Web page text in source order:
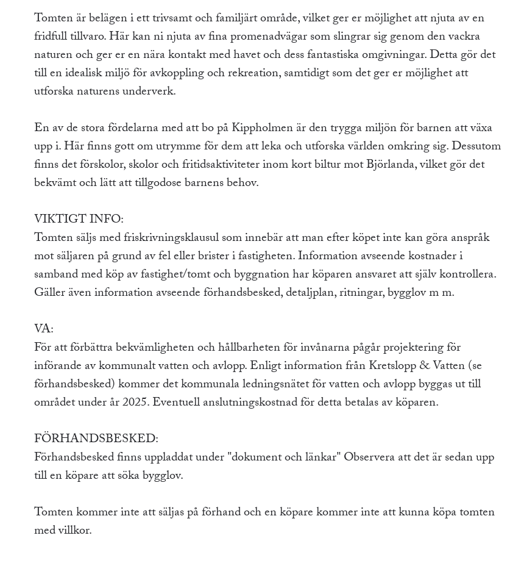
Tomten är belägen i ett trivsamt och familjärt område, vilket ger er möjlighet att njuta av en
fridfull tillvaro. Här kan ni njuta av fina promenadvägar som slingrar sig genom den vackra
naturen och ger er en nära kontakt med havet och dess fantastiska omgivningar. Detta gör det
till en idealisk miljö för avkoppling och rekreation, samtidigt som det ger er möjlighet att
utforska naturens underverk.
En av de stora fördelarna med att bo på Kippholmen är den trygga miljön för barnen att växa
upp i. Här finns gott om utrymme för dem att leka och utforska världen omkring sig. Dessutom
finns det förskolor, skolor och fritidsaktiviteter inom kort biltur mot Björlanda, vilket gör det
bekvämt och lätt att tillgodose barnens behov.
VIKTIGT INFO:
Tomten säljs med friskrivningsklausul som innebär att man efter köpet inte kan göra anspråk
mot säljaren på grund av fel eller brister i fastigheten. Information avseende kostnader i
samband med köp av fastighet/tomt och byggnation har köparen ansvaret att själv kontrollera.
Gäller även information avseende förhandsbesked, detaljplan, ritningar, bygglov m m.
VA:
För att förbättra bekvämligheten och hållbarheten för invånarna pågår projektering för
införande av kommunalt vatten och avlopp. Enligt information från Kretslopp & Vatten (se
förhandsbesked) kommer det kommunala ledningsnätet för vatten och avlopp byggas ut till
området under år 2025. Eventuell anslutningskostnad för detta betalas av köparen.
FÖRHANDSBESKED:
Förhandsbesked finns uppladdat under "dokument och länkar" Observera att det är sedan upp
till en köpare att söka bygglov.
Tomten kommer inte att säljas på förhand och en köpare kommer inte att kunna köpa tomten
med villkor.